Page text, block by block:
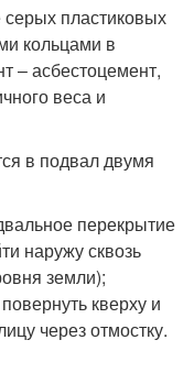
пластиковых
кольцами в
– асбестоцемент,
веса и
в подвал двумя
перекрытие
наружу сквозь
земли);
кверху и
через отмостку.